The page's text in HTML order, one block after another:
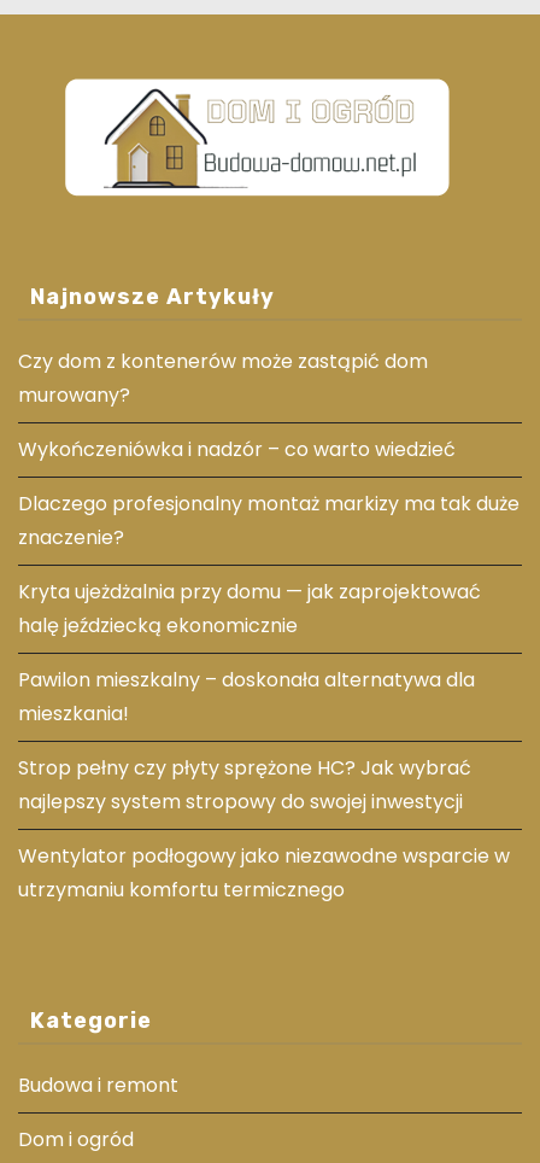
Najnowsze Artykuły
Czy dom z kontenerów może zastąpić dom
murowany?
Wykończeniówka i nadzór – co warto wiedzieć
Dlaczego profesjonalny montaż markizy ma tak duże
znaczenie?
Kryta ujeżdżalnia przy domu — jak zaprojektować
halę jeździecką ekonomicznie
Pawilon mieszkalny – doskonała alternatywa dla
mieszkania!
Strop pełny czy płyty sprężone HC? Jak wybrać
najlepszy system stropowy do swojej inwestycji
Wentylator podłogowy jako niezawodne wsparcie w
utrzymaniu komfortu termicznego
Kategorie
Budowa i remont
Dom i ogród